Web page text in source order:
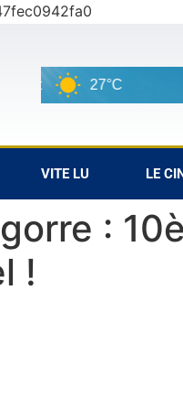
27°C
VITE LU LE
:
!